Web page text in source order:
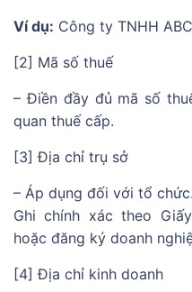
Ví dụ: Công ty TNHH
[2] Mã số thuế
– Điền đầy đủ mã số
quan thuế cấp.
[3] Địa chỉ trụ sở
– Áp dụng đối với tổ chức.
Ghi chính xác theo
hoặc đăng ký doanh
[4] Địa chỉ kinh doanh